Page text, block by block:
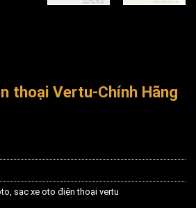
thoại Vertu-Chính Hãng
, sạc xe oto điện thoại vertu